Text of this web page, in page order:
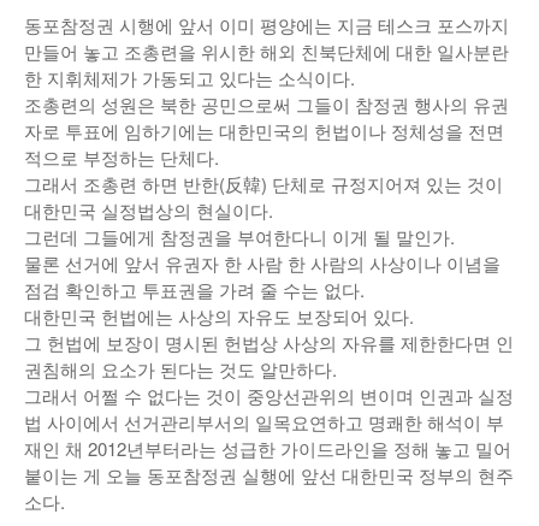
동포참정권 시행에 앞서 이미 평양에는 지금 테스크 포스까지
만들어 놓고 조총련을 위시한 해외 친북단체에 대한 일사분란
한 지휘체제가 가동되고 있다는 소식이다.
조총련의 성원은 북한 공민으로써 그들이 참정권 행사의 유권
자로 투표에 임하기에는 대한민국의 헌법이나 정체성을 전면
적으로 부정하는 단체다.
그래서 조총련 하면 반한(反韓) 단체로 규정지어져 있는 것이
대한민국 실정법상의 현실이다.
그런데 그들에게 참정권을 부여한다니 이게 될 말인가.
물론 선거에 앞서 유권자 한 사람 한 사람의 사상이나 이념을
점검 확인하고 투표권을 가려 줄 수는 없다.
대한민국 헌법에는 사상의 자유도 보장되어 있다.
그 헌법에 보장이 명시된 헌법상 사상의 자유를 제한한다면 인
권침해의 요소가 된다는 것도 알만하다.
그래서 어쩔 수 없다는 것이 중앙선관위의 변이며 인권과 실정
법 사이에서 선거관리부서의 일목요연하고 명쾌한 해석이 부
재인 채 2012년부터라는 성급한 가이드라인을 정해 놓고 밀어
붙이는 게 오늘 동포참정권 실행에 앞선 대한민국 정부의 현주
소다.